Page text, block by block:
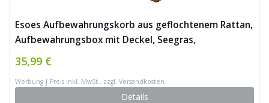
Esoes Aufbewahrungskorb aus geflochtenem Rattan,
Aufbewahrungsbox mit Deckel, Seegras,
Wäschekörbe, Make-up-Organizer für Badezimmer,
Wohnzimmer, Küche
35,99 €
Werbung | Preis inkl. MwSt., zzgl. Versandkosten
Details